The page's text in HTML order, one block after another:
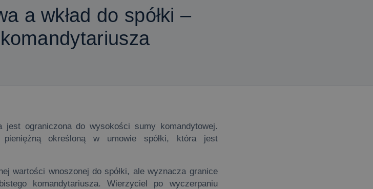
a wkład do spółki –
jest ograniczona do wysokości sumy komandytowej.
pieniężną określoną w umowie spółki, która jest
wartości wnoszonej do spółki, ale wyznacza granice
komandytariusza. Wierzyciel po wyczerpaniu